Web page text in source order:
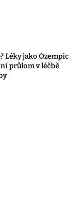
Léky jako Ozempic
průlom v léčbě